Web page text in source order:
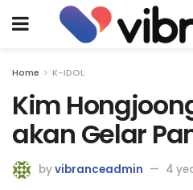
Home K-IDOL
Kim Hongjoong
akan Gelar
byvibranceadmin 4